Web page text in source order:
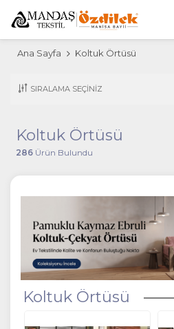
Ana Sayfa Koltuk Örtüsü
Koltuk Örtüsü
286Ürün Bulundu
Koltuk Örtüsü